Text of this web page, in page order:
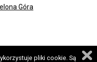
Góra
pliki cookie. Są